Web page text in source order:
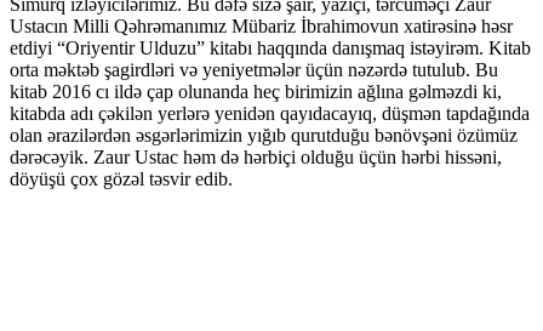
Ustacın Milli Qəhrəmanımız Mübariz İbrahimovun xatirəsinə həsr
etdiyi “Oriyentir Ulduzu” kitabı haqqında danışmaq istəyirəm. Kitab
orta məktəb şagirdləri və yeniyetmələr üçün nəzərdə tutulub. Bu
kitab 2016 cı ildə çap olunanda heç birimizin ağlına gəlməzdi ki,
kitabda adı çəkilən yerlərə yenidən qayıdacayıq, düşmən tapdağında
olan ərazilərdən əsgərlərimizin yığıb qurutduğu bənövşəni özümüz
dərəcəyik. Zaur Ustac həm də hərbiçi olduğu üçün hərbi hissəni,
döyüşü çox gözəl təsvir edib.